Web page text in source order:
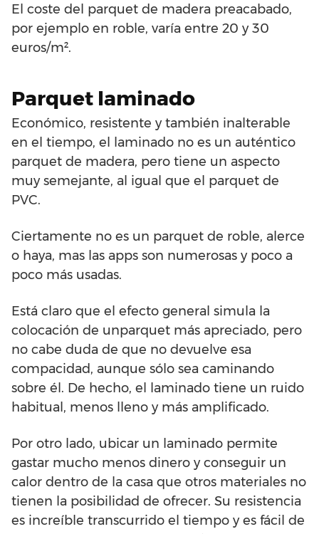
El coste del parquet de madera preacabado,
por ejemplo en roble, varía entre 20 y 30
euros/m².
Parquet laminado
Económico, resistente y también inalterable
en el tiempo, el laminado no es un auténtico
parquet de madera, pero tiene un aspecto
muy semejante, al igual que el parquet de
PVC.
Ciertamente no es un parquet de roble, alerce
o haya, mas las apps son numerosas y poco a
poco más usadas.
Está claro que el efecto general simula la
colocación de unparquet más apreciado, pero
no cabe duda de que no devuelve esa
compacidad, aunque sólo sea caminando
sobre él. De hecho, el laminado tiene un ruido
habitual, menos lleno y más amplificado.
Por otro lado, ubicar un laminado permite
gastar mucho menos dinero y conseguir un
calor dentro de la casa que otros materiales no
tienen la posibilidad de ofrecer. Su resistencia
es increíble transcurrido el tiempo y es fácil de